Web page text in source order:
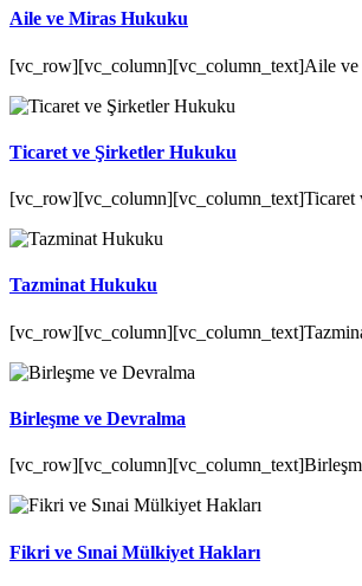
Aile ve Miras Hukuku
[vc_row][vc_column][vc_column_text]Aile ve
Ticaret ve Şirketler Hukuku
[vc_row][vc_column][vc_column_text]Ticaret
Tazminat Hukuku
Birleşme ve Devralma
Fikri ve Sınai Mülkiyet Hakları